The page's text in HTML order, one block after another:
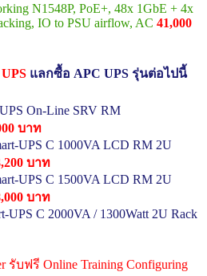
N1548P, PoE+, 48x 1GbE + 4x
IO to PSU airflow, AC 41,000
แลกซื้อ APC UPS รุ่นต่อไปนี้
On-Line SRV RM
บาท
UPS C 1000VA LCD RM 2U
บาท
UPS C 1500VA LCD RM 2U
บาท
UPS C 2000VA / 1300Watt 2U Rack
รับฟรี Online Training Configuring